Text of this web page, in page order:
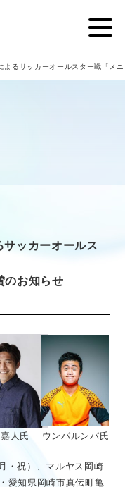
よるサッカーオールスター戦「メ
ッカーオールス
のお知らせ
人氏 ウンパルンパ氏
・祝）、マルヤス岡崎
愛知県岡崎市真伝町亀